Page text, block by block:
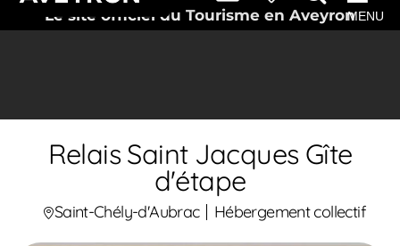
Le site officiel du Tourisme en AveyronMENU
Relais Saint Jacques Gîte
d'étape
Saint-Chély-d'Aubrac Hébergement collectif